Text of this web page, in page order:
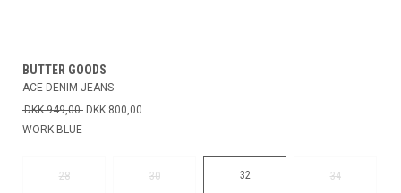
BUTTER GOODS
ACE DENIM JEANS
DKK 949,00 DKK 800,00
WORK BLUE
28 30 32 34